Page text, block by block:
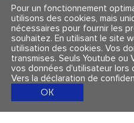
Conditions générales
Mentions légales et
Suivez-nous
Pour un fonctionnement
utilisons des cookies, mais
nécessaires pour fournir les
souhaitez. En utilisant le site
utilisation des cookies. Vos
transmises. Seuls Youtube ou
vos données d'utilisateur lors
Vers la déclaration de
OK